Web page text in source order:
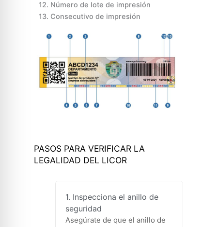
12. Número de lote de impresión
13. Consecutivo de impresión
PASOS PARA VERIFICAR LA
LEGALIDAD DEL LICOR
1. Inspecciona el anillo de
seguridad
Asegúrate de que el anillo de